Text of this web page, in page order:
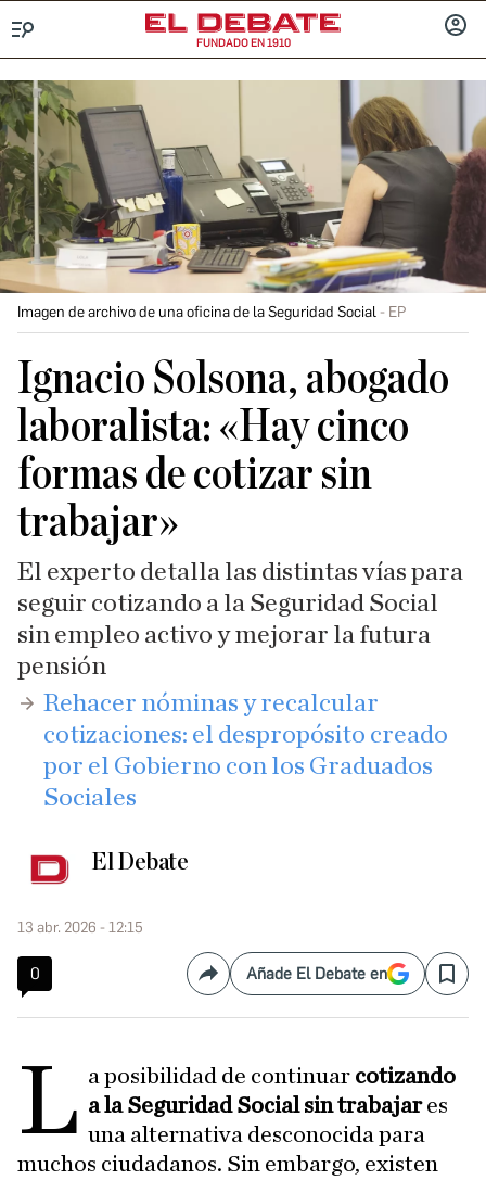
FUNDADO EN 1910
Imagen de archivo de una oficina de la Seguridad Social EP
Ignacio Solsona, abogado
laboralista: «Hay cinco
formas de cotizar sin
trabajar»
El experto detalla las distintas vías para
seguir cotizando a la Seguridad Social
sin empleo activo y mejorar la futura
pensión
​Rehacer nóminas y recalcular
cotizaciones: el despropósito creado
por el Gobierno con los Graduados
Sociales
El Debate
13 abr. 2026 - 12:15
0 CompartirAñade El Debate en Save
L a posibilidad de continuar cotizando
a la Seguridad Social sin trabajares
una alternativa desconocida para
muchos ciudadanos. Sin embargo, existen